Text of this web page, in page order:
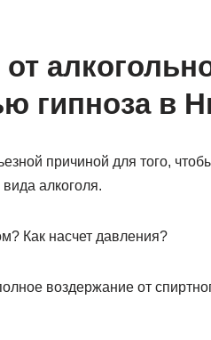
гипноза в
причиной для того,
алкоголя.
Как насчет давления?
воздержание от